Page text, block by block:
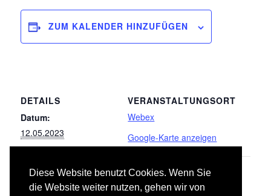
Diese Website benutzt Cookies. Wenn Sie
die Website weiter nutzen, gehen wir von
ZUM KALENDER HINZUFÜGEN
DETAILS
Datum:
12.05.2023
VERANSTALTUNGSORT
Webex
Google-Karte anzeigen
LB 022
Klempnerarbeiten
Leistungsbereich 043 Druckrohrleitungen für
Gas, Wasser und Abwasser